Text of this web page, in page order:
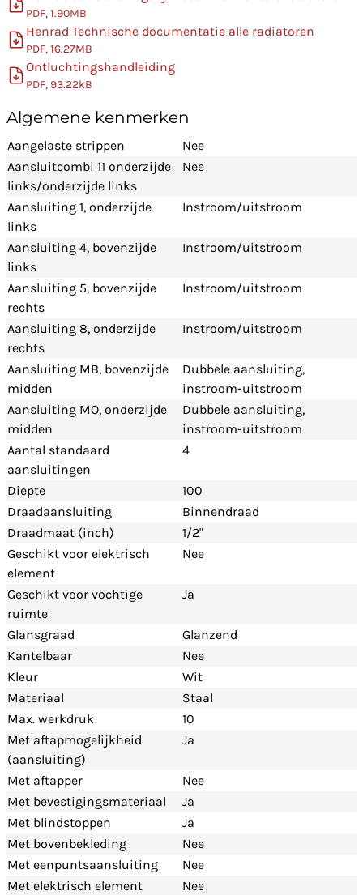
PDF, 1.90MB
Henrad Technische documentatie alle radiatoren
PDF, 16.27MB
Ontluchtingshandleiding
PDF, 93.22kB
Algemene kenmerken
Aangelaste strippen
Nee
Aansluitcombi 11 onderzijde
links/onderzijde links
Nee
Aansluiting 1, onderzijde
links
Instroom/uitstroom
Aansluiting 4, bovenzijde
links
Instroom/uitstroom
Aansluiting 5, bovenzijde
rechts
Instroom/uitstroom
Aansluiting 8, onderzijde
rechts
Instroom/uitstroom
Aansluiting MB, bovenzijde
midden
Dubbele aansluiting,
instroom-uitstroom
Aansluiting MO, onderzijde
midden
Dubbele aansluiting,
instroom-uitstroom
Aantal standaard
aansluitingen
4
Diepte
100
Draadaansluiting
Binnendraad
Draadmaat (inch)
1/2"
Geschikt voor elektrisch
element
Nee
Geschikt voor vochtige
ruimte
Ja
Glansgraad
Glanzend
Kantelbaar
Nee
Kleur
Wit
Materiaal
Staal
Max. werkdruk
10
Met aftapmogelijkheid
(aansluiting)
Ja
Met aftapper
Nee
Met bevestigingsmateriaal
Ja
Met blindstoppen
Ja
Met bovenbekleding
Nee
Met eenpuntsaansluiting
Nee
Met elektrisch element
Nee